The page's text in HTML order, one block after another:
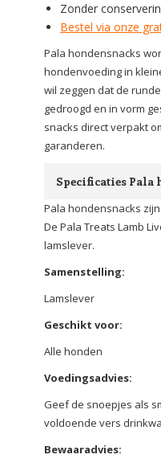
Zonder
Bestel via onze
Pala hondensnacks
hondenvoeding in
wil zeggen dat de
gedroogd en in vorm
snacks direct verpakt
garanderen.
Specificaties Pala
Pala hondensnacks
De Pala Treats Lamb
lamslever.
Samenstelling:
Lamslever
Geschikt voor:
Alle honden
Voedingsadvies:
Geef de snoepjes als
voldoende vers
Bewaaradvies: